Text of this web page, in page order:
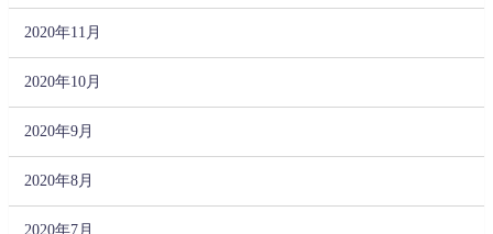
2020年11月
2020年10月
2020年9月
2020年8月
2020年7月